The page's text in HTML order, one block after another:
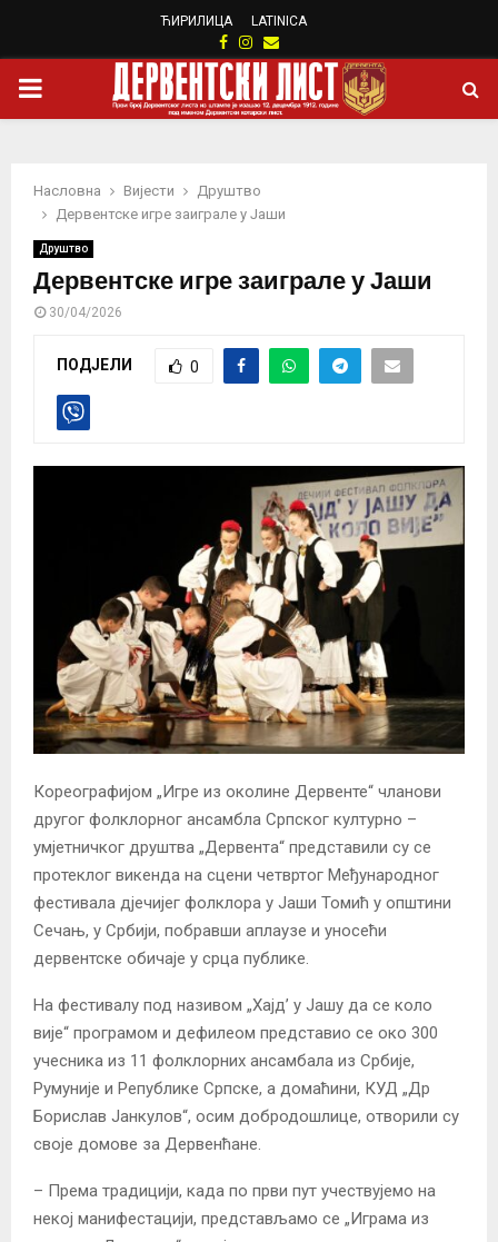
ЋИРИЛИЦА LATINICA
Facebook
Instagram
Email
PRIMARY
Насловна Вијести
Друштво
Дервентске игре заиграле у Јаши
Друштво
Дервентске игре заиграле у Јаши
30/04/2026
ПОДЈЕЛИ 0
Кореографијом „Игре из околине Дервенте“ чланови
другог фолклорног ансамбла Српског културно –
умјетничког друштва „Дервента“ представили су се
протеклог викенда на сцени четвртог Међународног
фестивала дјечијег фолклора у Јаши Томић у општини
Сечањ, у Србији, побравши аплаузе и уносећи
дервентске обичаје у срца публике.
На фестивалу под називом „Хајд’ у Јашу да се коло
вије“ програмом и дефилеом представио се око 300
учесника из 11 фолклорних ансамбала из Србије,
Румуније и Републике Српске, а домаћини, КУД „Др
Борислав Јанкулов“, осим добродошлице, отворили су
своје домове за Дервенћане.
– Према традицији, када по први пут учествујемо на
некој манифестацији, представљамо се „Играма из